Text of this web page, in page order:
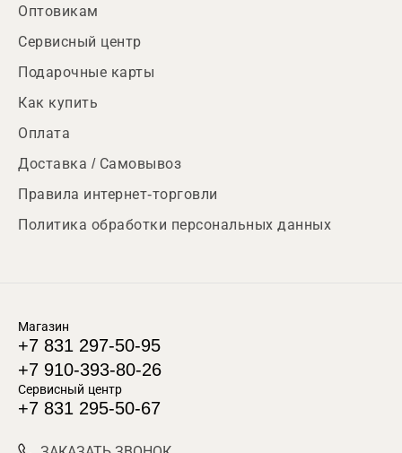
Оптовикам
Сервисный центр
Подарочные карты
Как купить
Оплата
Доставка / Самовывоз
Правила интернет-торговли
Политика обработки персональных данных
Магазин
+7 831 297-50-95
+7 910-393-80-26
Сервисный центр
+7 831 295-50-67